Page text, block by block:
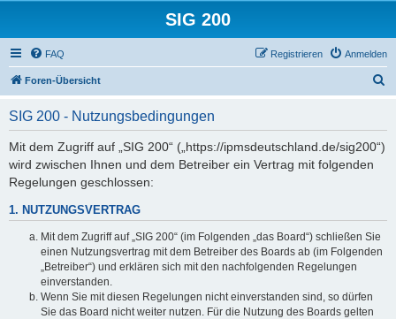
SIG 200
FAQ Anmelden
Registrieren
Foren-Übersicht
SIG 200 - Nutzungsbedingungen
Mit dem Zugriff auf „SIG 200“ („https://ipmsdeutschland.de/sig200“)
wird zwischen Ihnen und dem Betreiber ein Vertrag mit folgenden
Regelungen geschlossen:
1. NUTZUNGSVERTRAG
Mit dem Zugriff auf „SIG 200“ (im Folgenden „das Board“) schließen Sie
einen Nutzungsvertrag mit dem Betreiber des Boards ab (im Folgenden
„Betreiber“) und erklären sich mit den nachfolgenden Regelungen
einverstanden.
Wenn Sie mit diesen Regelungen nicht einverstanden sind, so dürfen
Sie das Board nicht weiter nutzen. Für die Nutzung des Boards gelten